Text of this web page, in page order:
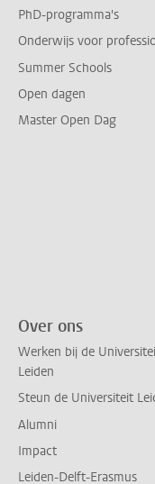
PhD-programma's
Onderwijs voor
Summer Schools
Open dagen
Master Open Dag
Over ons
Werken bij de
Leiden
Steun de Universiteit
Alumni
Impact
Leiden-Delft-Erasmus